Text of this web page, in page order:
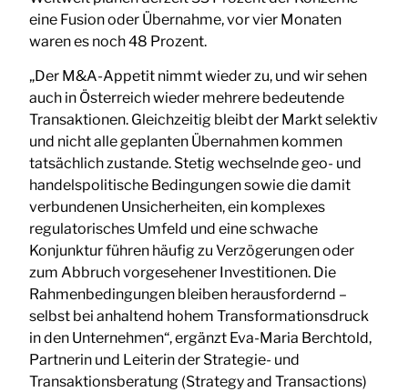
eine Fusion oder Übernahme, vor vier Monaten
waren es noch 48 Prozent.
„Der M&A-Appetit nimmt wieder zu, und wir sehen
auch in Österreich wieder mehrere bedeutende
Transaktionen. Gleichzeitig bleibt der Markt selektiv
und nicht alle geplanten Übernahmen kommen
tatsächlich zustande. Stetig wechselnde geo- und
handelspolitische Bedingungen sowie die damit
verbundenen Unsicherheiten, ein komplexes
regulatorisches Umfeld und eine schwache
Konjunktur führen häufig zu Verzögerungen oder
zum Abbruch vorgesehener Investitionen. Die
Rahmenbedingungen bleiben herausfordernd –
selbst bei anhaltend hohem Transformationsdruck
in den Unternehmen“, ergänzt Eva-Maria Berchtold,
Partnerin und Leiterin der Strategie- und
Transaktionsberatung (Strategy and Transactions)